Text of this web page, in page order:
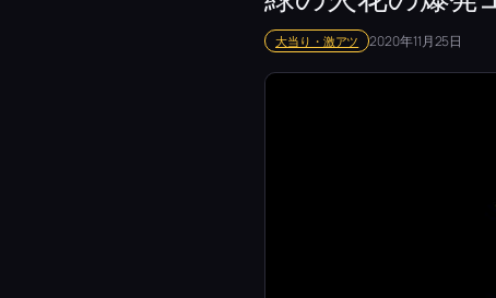
大当り・激アツ 2020年11月25日